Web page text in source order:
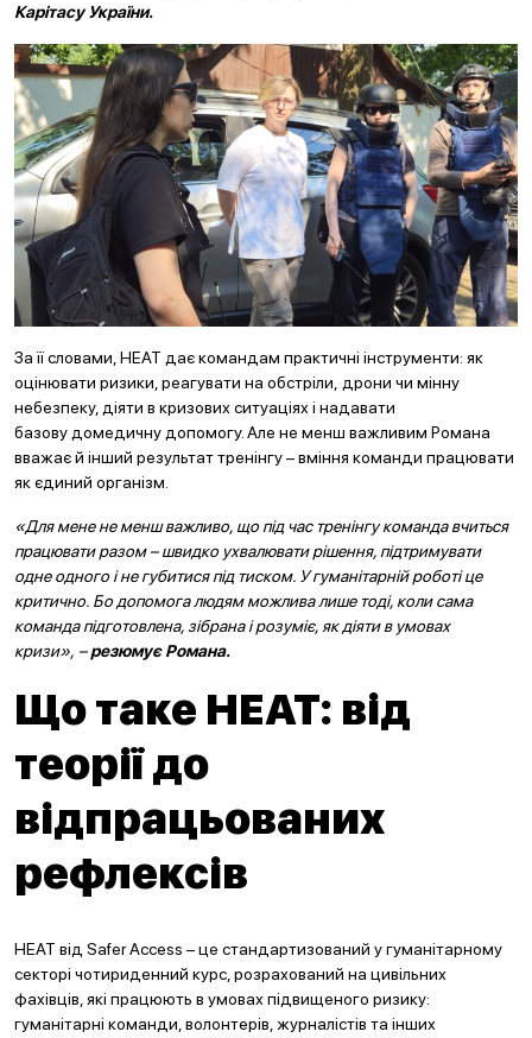
Карітасу України.
За її словами, HEAT дає командам практичні інструменти: як
оцінювати ризики, реагувати на обстріли, дрони чи мінну
небезпеку, діяти в кризових ситуаціях і надавати
базову домедичну допомогу. Але не менш важливим Романа
вважає й інший результат тренінгу – вміння команди працювати
як єдиний організм.
«Для мене не менш важливо, що під час тренінгу команда вчиться
працювати разом – швидко ухвалювати рішення, підтримувати
одне одного і не губитися під тиском. У гуманітарній роботі це
критично. Бо допомога людям можлива лише тоді, коли сама
команда підготовлена, зібрана і розуміє, як діяти в умовах
кризи», –резюмує Романа.
Що таке HEAT: від
теорії до
відпрацьованих
рефлексів
HEAT від Safer Access – це стандартизований у гуманітарному
секторі чотириденний курс, розрахований на цивільних
фахівців, які працюють в умовах підвищеного ризику:
гуманітарні команди, волонтерів, журналістів та інших